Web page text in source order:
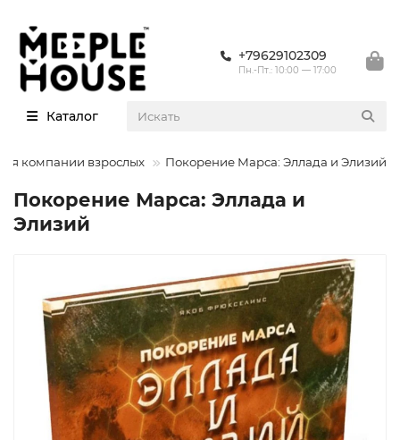
+79629102309
Пн.-Пт.: 10:00 — 17:00
Каталог
компании взрослых Покорение Марса: Эллада и Элизий
Покорение Марса: Эллада и
Элизий